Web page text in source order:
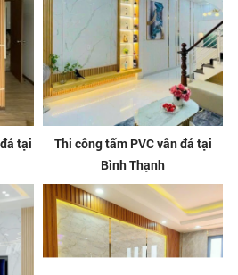
tại
Thi công tấm PVC vân đá tại
Bình Thạnh